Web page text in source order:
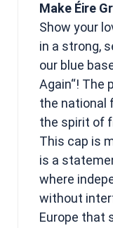
Make Éire
Show your
in a strong,
our blue
Again“! The
the national
the spirit of
This cap is
is a
where
without
Europe that